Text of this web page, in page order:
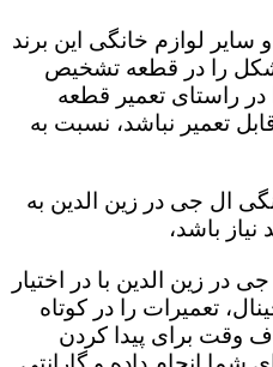
لوازم خانگی این برند
را در قطعه تشخیص
در راستای تعمیر قطعه
تعمیر نباشد، نسبت به
ال جی در زین الدین به
باشد،
در زین الدین با در اختیار
تعمیرات را در کوتاه
وقت برای پیدا کردن